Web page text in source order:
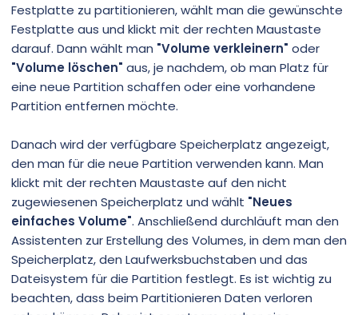
Festplatte zu partitionieren, wählt man die gewünschte
Festplatte aus und klickt mit der rechten Maustaste
darauf. Dann wählt man "Volume verkleinern" oder
"Volume löschen" aus, je nachdem, ob man Platz für
eine neue Partition schaffen oder eine vorhandene
Partition entfernen möchte.
Danach wird der verfügbare Speicherplatz angezeigt,
den man für die neue Partition verwenden kann. Man
klickt mit der rechten Maustaste auf den nicht
zugewiesenen Speicherplatz und wählt "Neues
einfaches Volume". Anschließend durchläuft man den
Assistenten zur Erstellung des Volumes, in dem man den
Speicherplatz, den Laufwerksbuchstaben und das
Dateisystem für die Partition festlegt. Es ist wichtig zu
beachten, dass beim Partitionieren Daten verloren